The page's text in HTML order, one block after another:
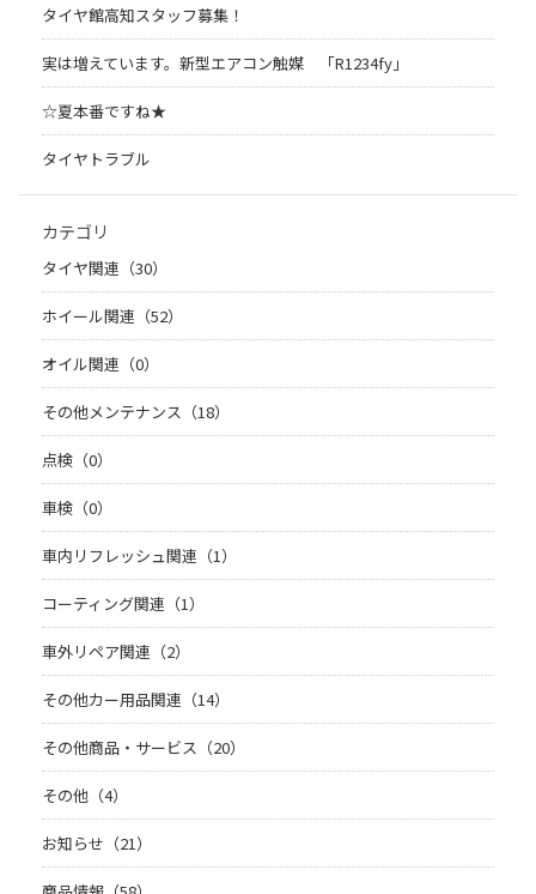
タイヤ館高知スタッフ募集！
実は増えています。新型エアコン触媒 「R1234fy」
☆夏本番ですね★
タイヤトラブル
カテゴリ
タイヤ関連（30）
ホイール関連（52）
オイル関連（0）
その他メンテナンス（18）
点検（0）
車検（0）
車内リフレッシュ関連（1）
コーティング関連（1）
車外リペア関連（2）
その他カー用品関連（14）
その他商品・サービス（20）
その他（4）
お知らせ（21）